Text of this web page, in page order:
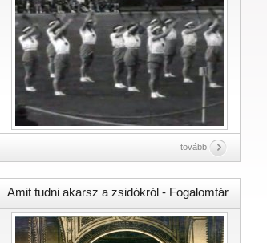
tovább
Amit tudni akarsz a zsidókról - Fogalomtár